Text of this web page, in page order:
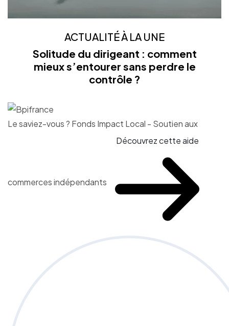
ACTUALITÉ À LA UNE
Solitude du dirigeant : comment
mieux s’entourer sans perdre le
contrôle ?
Le saviez-vous ? Fonds Impact Local - Soutien aux
commerces indépendants
Découvrez cette aide